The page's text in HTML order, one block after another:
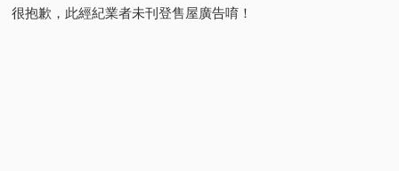
很抱歉，此經紀業者未刊登售屋廣告唷！